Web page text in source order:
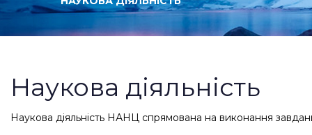
Наукова
діяльність
Наукова діяльність
Наукова діяльність НАНЦ спрямована на виконання